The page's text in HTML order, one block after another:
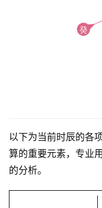
历
以下为当前时辰的各
算的重要元素，专业
的分析。